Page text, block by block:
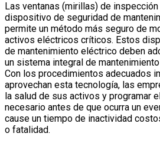
Las ventanas (mirillas) de
dispositivo de seguridad de
permite un método más seguro de
activos eléctricos críticos. Estos
de mantenimiento eléctrico deben
un sistema integral de
Con los procedimientos adecuados
aprovechan esta tecnología, las
la salud de sus activos y programar
necesario antes de que ocurra un
cause un tiempo de inactividad
o fatalidad.